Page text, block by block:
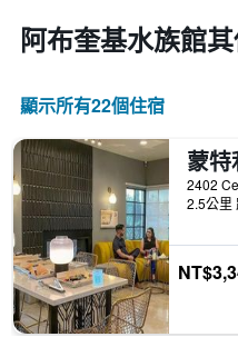
阿布奎基水族館​
顯示所有22​個住宿
2.5公里